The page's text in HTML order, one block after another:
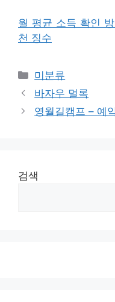
월 평균 소득 확인
천 징수
Categories
미분류
바자우 멀록
영월길캠프 – 예
검색